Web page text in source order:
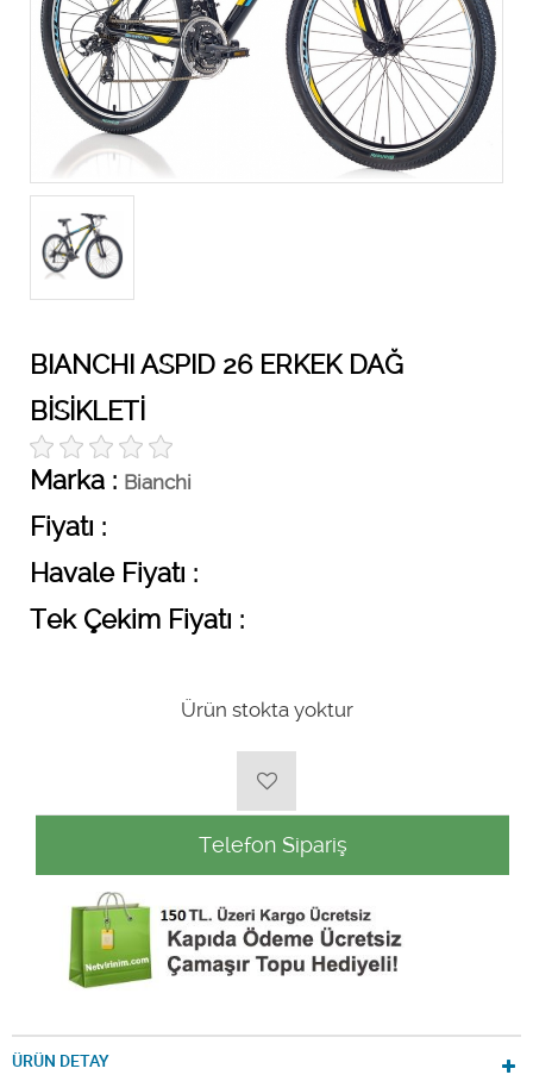
BIANCHI ASPID 26 ERKEK DAĞ
BİSİKLETİ
Marka : Bianchi
Fiyatı :
Havale Fiyatı :
Tek Çekim Fiyatı :
Ürün stokta yoktur
Telefon Sipariş
ÜRÜN DETAY